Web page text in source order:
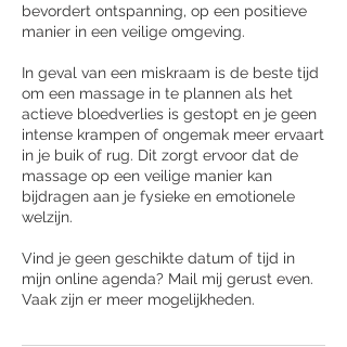
bevordert ontspanning, op een positieve
manier in een veilige omgeving.
In geval van een miskraam is de beste tijd
om een massage in te plannen als het
actieve bloedverlies is gestopt en je geen
intense krampen of ongemak meer ervaart
in je buik of rug. Dit zorgt ervoor dat de
massage op een veilige manier kan
bijdragen aan je fysieke en emotionele
welzijn.
Vind je geen geschikte datum of tijd in
mijn online agenda? Mail mij gerust even.
Vaak zijn er meer mogelijkheden.